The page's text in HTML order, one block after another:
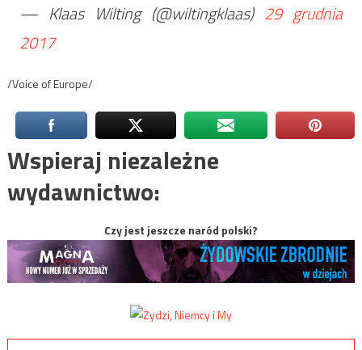
— Klaas Wilting (@wiltingklaas) 29 grudnia
2017
/Voice of Europe/
Wspieraj niezależne
wydawnictwo:
Czy jest jeszcze naród polski?